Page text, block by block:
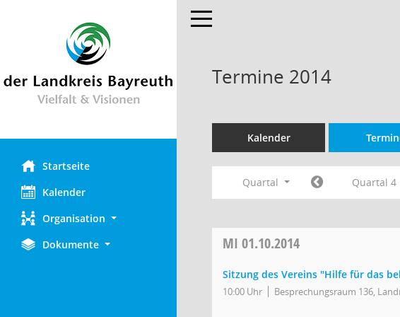
Startseite
Kalender
Organisation
Dokumente
Toggle navigation
Termine 2014
Kalender
Quartal Quartal 4
MI 01.10.2014
Sitzung des Vereins "Hilfe für das
10:00 Uhr Besprechungsraum 136,